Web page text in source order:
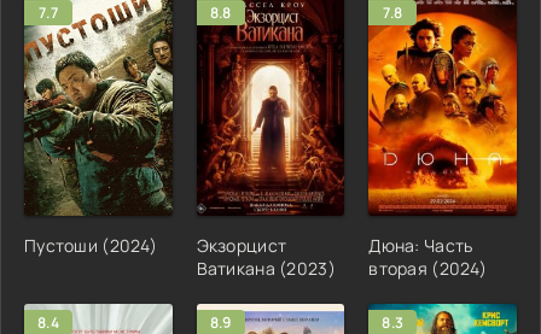
7.7
Пустоши (2024)
8.8
Экзорцист
Ватикана (2023)
7.8
Дюна: Часть
вторая (2024)
8.4 8.9 8.3